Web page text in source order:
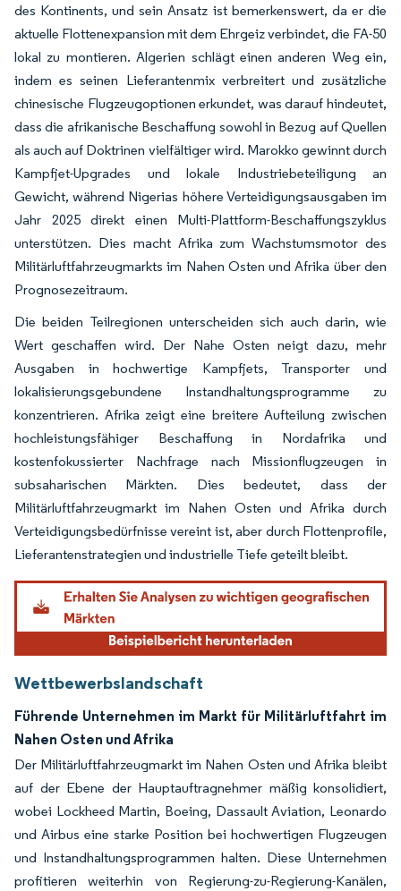
des Kontinents, und sein Ansatz ist bemerkenswert, da er die
aktuelle Flottenexpansion mit dem Ehrgeiz verbindet, die FA-50
lokal zu montieren. Algerien schlägt einen anderen Weg ein,
indem es seinen Lieferantenmix verbreitert und zusätzliche
chinesische Flugzeugoptionen erkundet, was darauf hindeutet,
dass die afrikanische Beschaffung sowohl in Bezug auf Quellen
als auch auf Doktrinen vielfältiger wird. Marokko gewinnt durch
Kampfjet-Upgrades und lokale Industriebeteiligung an
Gewicht, während Nigerias höhere Verteidigungsausgaben im
Jahr 2025 direkt einen Multi-Plattform-Beschaffungszyklus
unterstützen. Dies macht Afrika zum Wachstumsmotor des
Militärluftfahrzeugmarkts im Nahen Osten und Afrika über den
Prognosezeitraum.
Die beiden Teilregionen unterscheiden sich auch darin, wie
Wert geschaffen wird. Der Nahe Osten neigt dazu, mehr
Ausgaben in hochwertige Kampfjets, Transporter und
lokalisierungsgebundene Instandhaltungsprogramme zu
konzentrieren. Afrika zeigt eine breitere Aufteilung zwischen
hochleistungsfähiger Beschaffung in Nordafrika und
kostenfokussierter Nachfrage nach Missionflugzeugen in
subsaharischen Märkten. Dies bedeutet, dass der
Militärluftfahrzeugmarkt im Nahen Osten und Afrika durch
Verteidigungsbedürfnisse vereint ist, aber durch Flottenprofile,
Lieferantenstrategien und industrielle Tiefe geteilt bleibt.
Wettbewerbslandschaft
Führende Unternehmen im Markt für Militärluftfahrt im
Nahen Osten und Afrika
Der Militärluftfahrzeugmarkt im Nahen Osten und Afrika bleibt
auf der Ebene der Hauptauftragnehmer mäßig konsolidiert,
wobei Lockheed Martin, Boeing, Dassault Aviation, Leonardo
und Airbus eine starke Position bei hochwertigen Flugzeugen
und Instandhaltungsprogrammen halten. Diese Unternehmen
profitieren weiterhin von Regierung-zu-Regierung-Kanälen,